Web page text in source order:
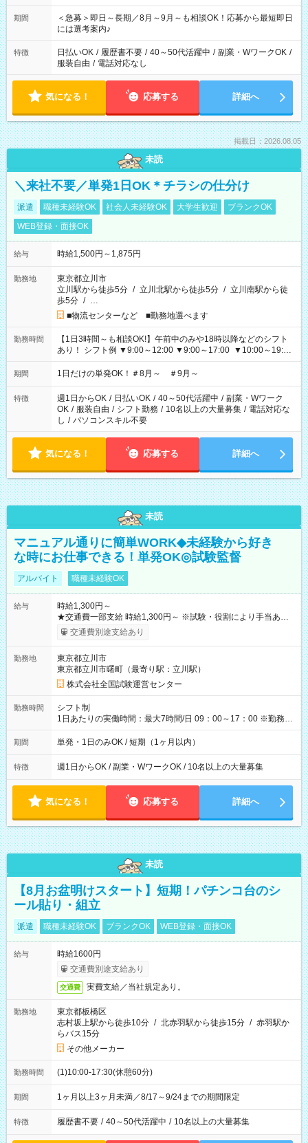
ば前職が、 在宅/財団法人/事務/コールセンター/受付/販売/カフェ
スタッフ スイーツ販売/ホテルフロント/化粧品販売/など 様々な
業界から入社して活躍されています♪
期間
＜急募＞即日～長期／8月～9月～も相談OK！応募から最短即日
には選考案内♪
特徴 日払いOK / 履歴書不要 / 40～50代活躍中 / 副業・WワークOK /
服装自由 / 電話対応なし
気になる！ 応募する 詳細へ
掲載日：2026.08.05
未読
＼来社不要／単発1日OK＊チラシの仕分け
派遣 職種未経験OK 社会人未経験OK 大学生歓迎
ブランクOK
WEB登録・面接OK
給与 時給1,500円～1,875円
勤務地
東京都立川市
立川駅から徒歩5分 / 立川北駅から徒歩5分 / 立川南駅から徒
歩5分 / …
■物流センターなど ■勤務地選べます
勤務時間
【1日3時間～も相談OK!】午前中のみや18時以降などのシフト
あり！ シフト例 ▼9:00～12:00 ▼9:00～17:00 ▼10:00～19:00
▼18:00～21:00
期間 1日だけの単発OK！＃8月～ ＃9月～
特徴 週1日からOK / 日払いOK / 40～50代活躍中 / 副業・Wワーク
OK / 服装自由 / シフト勤務 / 10名以上の大量募集 / 電話対応な
し / パソコンスキル不要
気になる！ 応募する 詳細へ
未読
マニュアル通りに簡単WORK◆未経験から好き
な時にお仕事できる！単発OK◎試験監督
アルバイト 職種未経験OK
給与
時給1,300円～
★交通費一部支給 時給1,300円～ ※試験・役割により手当あり
※勤務回数により昇給あり 【即給（前払い）オプションあ
り！】 希望される場合、勤務から1週間ほどで給与の一部を受け
例】 ・河合塾模擬試験 8:30～17:30（休憩1時間） 時給1,300円
×8時間＝日収10,400円＋交通費 ※当日の役割により時給＋100
円の場合あり ・国家試験 7:00～13:30（休憩なし） 時給1,300
円（役割手当＋100円）×6時間＝日収8,400円＋交通費 【試用期
間】試用期間なし
交通費別途支給あり
勤務地
東京都立川市
東京都立川市曙町（最寄り駅：立川駅）
株式会社全国試験運営センター
勤務時間
シフト制
1日あたりの実働時間：最大7時間/日 09：00～17：00 ※勤務時
間は 試験により異なります。
期間 単発・1日のみOK / 短期（1ヶ月以内）
特徴 週1日からOK / 副業・WワークOK / 10名以上の大量募集
気になる！ 応募する 詳細へ
未読
【8月お盆明けスタート】短期！パチンコ台のシ
ール貼り・組立
派遣 職種未経験OK ブランクOK WEB登録・面接OK
給与
時給1600円
交通費別途支給あり
交通費 実費支給／当社規定あり。
勤務地
東京都板橋区
志村坂上駅から徒歩10分 / 北赤羽駅から徒歩15分 / 赤羽駅か
らバス15分
その他メーカー
勤務時間 (1)10:00-17:30(休憩60分)
期間 1ヶ月以上3ヶ月未満／8/17～9/24までの期間限定
特徴 履歴書不要 / 40～50代活躍中 / 10名以上の大量募集